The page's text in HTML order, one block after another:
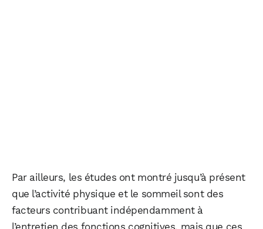
Par ailleurs, les études ont montré jusqu’à présent
que l’activité physique et le sommeil sont des
facteurs contribuant indépendamment à